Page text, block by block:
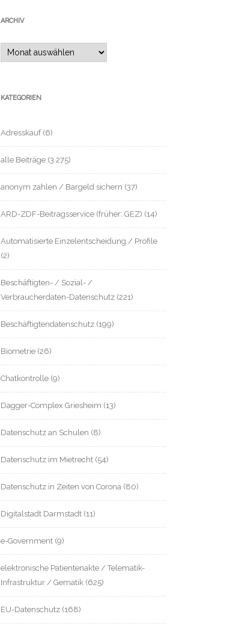
ARCHIV
KATEGORIEN
Adresskauf(6)
alle Beiträge (3.275)
anonym zahlen / Bargeld sichern (37)
ARD-ZDF-Beitragsservice (früher: GEZ) (14)
Automatisierte Einzelentscheidung / Profile
(2)
Beschäftigten- / Sozial- /
Verbraucherdaten-Datenschutz (221)
Beschäftigtendatenschutz (199)
Biometrie (26)
Chatkontrolle (9)
Dagger-Complex Griesheim (13)
Datenschutz an Schulen (8)
Datenschutz im Mietrecht (54)
Datenschutz in Zeiten von Corona (80)
Digitalstadt Darmstadt (11)
e-Government (9)
elektronische Patientenakte / Telematik-
Infrastruktur / Gematik (625)
EU-Datenschutz (168)